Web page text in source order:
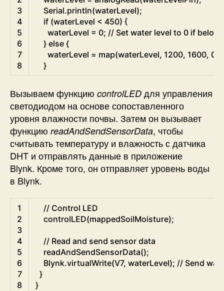
3
4
5
6
7
8
Serial.println(waterLevel);
if (waterLevel < 450) {
waterLevel = 0; // Set water level to 0 if below
} else {
waterLevel = map(waterLevel, 1200, 1600, 0
}
Вызываем функцию controlLED для управления
светодиодом на основе сопоставленного
уровня влажности почвы. Затем он вызывает
функцию readAndSendSensorData, чтобы
считывать температуру и влажность с датчика
DHT и отправлять данные в приложение
Blynk. Кроме того, он отправляет уровень воды
в Blynk.
1
2
3
4
5
6
7
8
// Control LED
controlLED(mappedSoilMoisture);
// Read and send sensor data
readAndSendSensorData();
Blynk.virtualWrite(V7, waterLevel); // Send
}
}